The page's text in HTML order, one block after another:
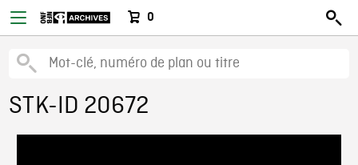
0
STK-ID 20672